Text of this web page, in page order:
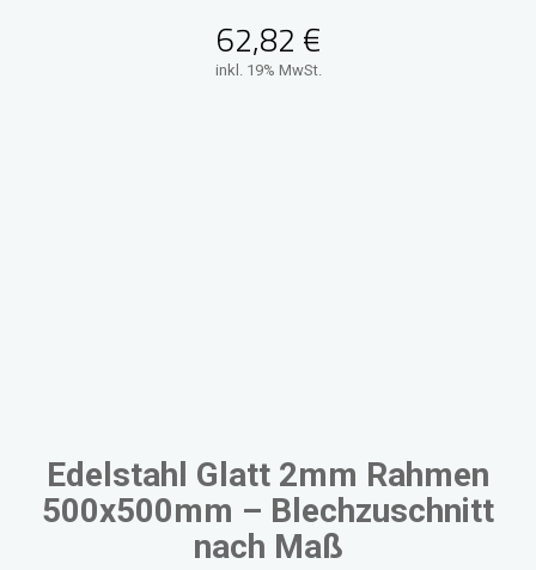
62,82 €
inkl. 19% MwSt.
Edelstahl Glatt 2mm Rahmen
500x500mm – Blechzuschnitt
nach Maß